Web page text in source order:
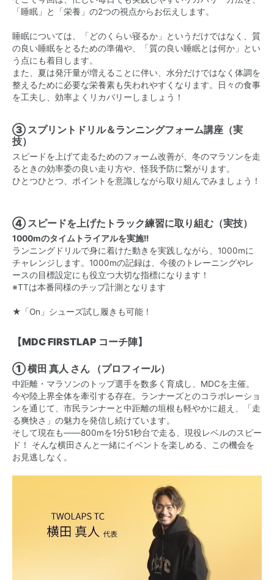
「睡眠」と「栄養」の2つの視点からお伝えします。
睡眠については、「どのくらい寝るか」というだけではなく、質
の良い睡眠をとるための準備や、「質の良い睡眠とは何か」とい
う点にも着目します。
また、夏は発汗量が増えることに伴い、水分だけではなく体調を
整えるために必要な栄養素も失われやすくなります。日々の食事
を工夫し、効率よくリカバリーしましょう！
③ スプリントドリル＆ランニングフォーム講座（実
技）
スピードを上げて走るためのフォーム改善が、冬のマラソンを走
るときの効率委の良い走り方や、怪我予防に繋がります。
ひとつひとつ、ポイントを意識しながら取り組んでみましょう！
④ スピードを上げたトラック練習に取り組む（実技）
1000mのタイムトライアルを実施!!
ランニングドリルで身に着けた動きを実践しながら、1000mに
チャレンジします。1000mの記録は、今後のトレーニングやレ
ースの目標設定にも役立つ大切な指標になります！
※TTは本番同様のチップ計測となります
★「On」シューズ試し履きも可能！
【MDC FIRSTLAP コーチ陣】
① 横田 真人 さん （プロフィール）
中距離・マラソンのトップ選手を数多く育成し、MDCを主催。
今や陸上界全体を牽引する存在。ランナーズとのコラボレーショ
ンを通じて、市民ランナーと中距離の垣根も軽やかに超え、「走
る爽快さ」の魅力を発信し続けています。
そして現在も――800mを1分51秒台で走る、現役レベルのスピー
ド！ そんな横田さんと一緒にイベントを楽しめる、この機会を
お見逃しなく。